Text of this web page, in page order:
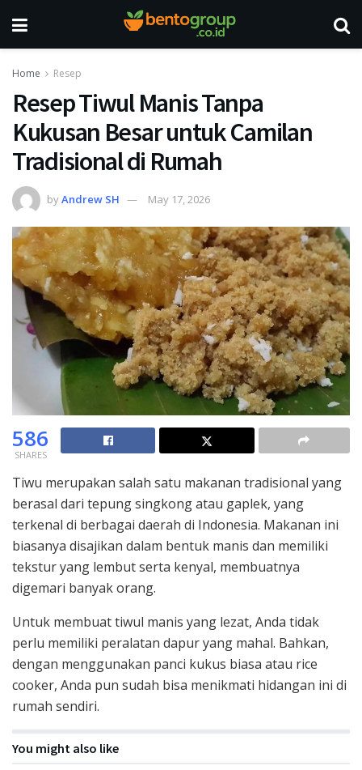
Home Resep
Resep Tiwul Manis Tanpa
Kukusan Besar untuk Camilan
Tradisional di Rumah
byAndrew SH May 17, 2026
586
SHARES
Tiwu merupakan salah satu makanan tradisional yang
berasal dari tepung singkong atau gaplek, yang
terkenal di berbagai daerah di Indonesia. Makanan ini
biasanya disajikan dalam bentuk manis dan memiliki
tekstur yang lembut serta kenyal, membuatnya
digemari banyak orang.
Untuk membuat tiwul manis yang lezat, Anda tidak
perlu memiliki peralatan dapur yang mahal. Bahkan,
dengan menggunakan panci kukus biasa atau rice
cooker, Anda pun sudah bisa menikmati hidangan ini di
rumah sendiri.
You might also like